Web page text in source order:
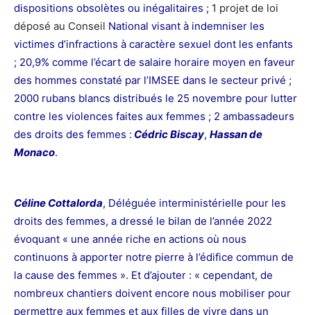
dispositions obsolètes ou inégalitaires ; 1 projet de loi
déposé au Conseil National visant à indemniser les
victimes d’infractions à caractère sexuel dont les enfants
; 20,9% comme l’écart de salaire horaire moyen en faveur
des hommes constaté par l’IMSEE dans le secteur privé ;
2000 rubans blancs distribués le 25 novembre pour lutter
contre les violences faites aux femmes ; 2 ambassadeurs
des droits des femmes : Cédric Biscay, Hassan de
Monaco.
Céline Cottalorda, Déléguée interministérielle pour les
droits des femmes, a dressé le bilan de l’année 2022
évoquant « une année riche en actions où nous
continuons à apporter notre pierre à l’édifice commun de
la cause des femmes ». Et d’ajouter : « cependant, de
nombreux chantiers doivent encore nous mobiliser pour
permettre aux femmes et aux filles de vivre dans un